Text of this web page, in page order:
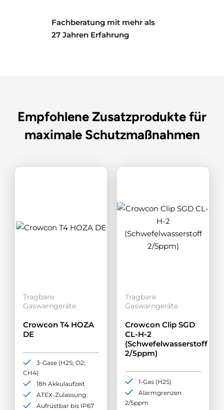
Fachberatung mit mehr als
27 Jahren Erfahrung
Empfohlene Zusatzprodukte für
maximale Schutzmaßnahmen
Tragbare
Gaswarngeräte
Crowcon T4 HOZA
DE
3-Gase (H2S; O2;
CH4)
18h Akkulaufzeit
ATEX-Zulassung
Aufrüstbar bis IP67
Tragbare
Gaswarngeräte
Crowcon Clip SGD
CL-H-2
(Schwefelwasserstoff
2/5ppm)
1-Gas (H2S)
Alarmgrenzen
2/5ppm